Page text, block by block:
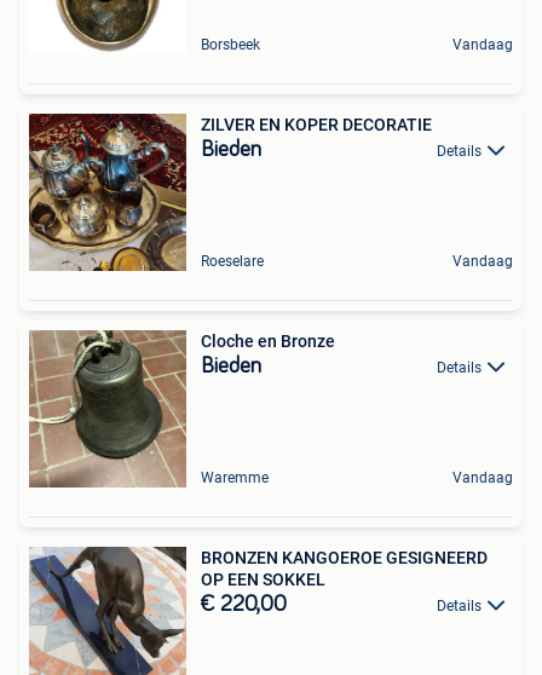
Borsbeek Vandaag
ZILVER EN KOPER DECORATIE
Bieden Details
Roeselare Vandaag
Cloche en Bronze
Bieden Details
Waremme Vandaag
BRONZEN KANGOEROE GESIGNEERD
OP EEN SOKKEL
€ 220,00 Details